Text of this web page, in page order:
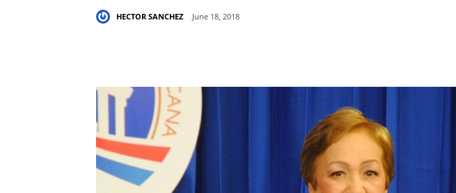
HECTOR SANCHEZ June 18, 2018